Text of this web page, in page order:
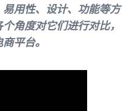
用性、设计、功能等方
角度对它们进行对比，
平台。